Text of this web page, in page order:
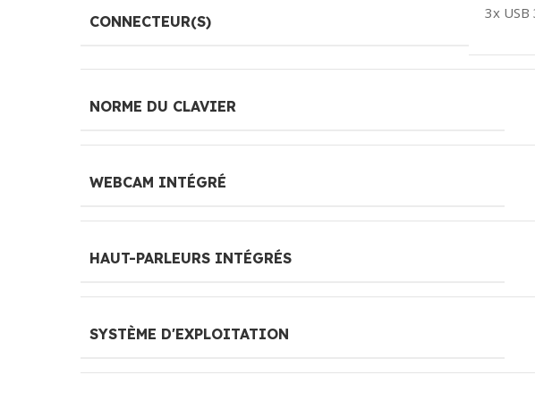
CONNECTEUR(S)
3x USB
NORME DU CLAVIER
WEBCAM INTÉGRÉ
HAUT-PARLEURS INTÉGRÉS
SYSTÈME D'EXPLOITATION